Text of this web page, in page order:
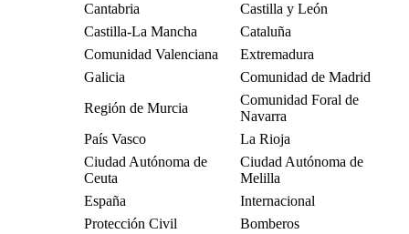
Cantabria
Castilla y León
Castilla-La Mancha
Cataluña
Comunidad Valenciana
Extremadura
Galicia
Comunidad de Madrid
Región de Murcia
Comunidad Foral de
Navarra
País Vasco
La Rioja
Ciudad Autónoma de
Ceuta
Ciudad Autónoma de
Melilla
España
Internacional
Protección Civil
Bomberos